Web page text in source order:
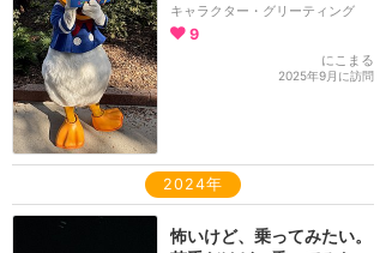
キャラクター・グリーティング
9
にこまる
2025年9月に訪問
2024年
怖いけど、乗ってみたい。